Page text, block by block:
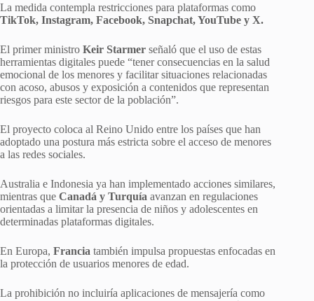
La medida contempla restricciones para plataformas como
TikTok, Instagram, Facebook, Snapchat, YouTube y X.
El primer ministro Keir Starmer señaló que el uso de estas
herramientas digitales puede “tener consecuencias en la salud
emocional de los menores y facilitar situaciones relacionadas
con acoso, abusos y exposición a contenidos que representan
riesgos para este sector de la población”.
El proyecto coloca al Reino Unido entre los países que han
adoptado una postura más estricta sobre el acceso de menores
a las redes sociales.
Australia e Indonesia ya han implementado acciones similares,
mientras que Canadá y Turquía avanzan en regulaciones
orientadas a limitar la presencia de niños y adolescentes en
determinadas plataformas digitales.
En Europa, Francia también impulsa propuestas enfocadas en
la protección de usuarios menores de edad.
La prohibición no incluiría aplicaciones de mensajería como